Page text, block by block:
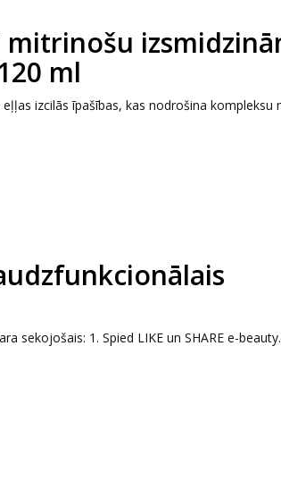
mitrinošu
ml
izcilās īpašības, kas nodrošina kompleksu
sekojošais: 1. Spied LIKE un SHARE e-